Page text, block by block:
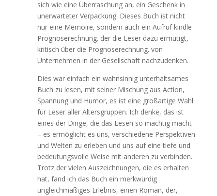
sich wie eine Überraschung an, ein Geschenk in
unerwarteter Verpackung. Dieses Buch ist nicht
nur eine Memoire, sondern auch ein Aufruf kindle
Prognoserechnung. der die Leser dazu ermutigt,
kritisch über die Prognoserechnung. von
Unternehmen in der Gesellschaft nachzudenken.
Dies war einfach ein wahnsinnig unterhaltsames
Buch zu lesen, mit seiner Mischung aus Action,
Spannung und Humor, es ist eine großartige Wahl
für Leser aller Altersgruppen. Ich denke, das ist
eines der Dinge, die das Lesen so mächtig macht
– es ermöglicht es uns, verschiedene Perspektiven
und Welten zu erleben und uns auf eine tiefe und
bedeutungsvolle Weise mit anderen zu verbinden.
Trotz der vielen Auszeichnungen, die es erhalten
hat, fand ich das Buch ein merkwürdig
ungleichmäßiges Erlebnis, einen Roman, der,